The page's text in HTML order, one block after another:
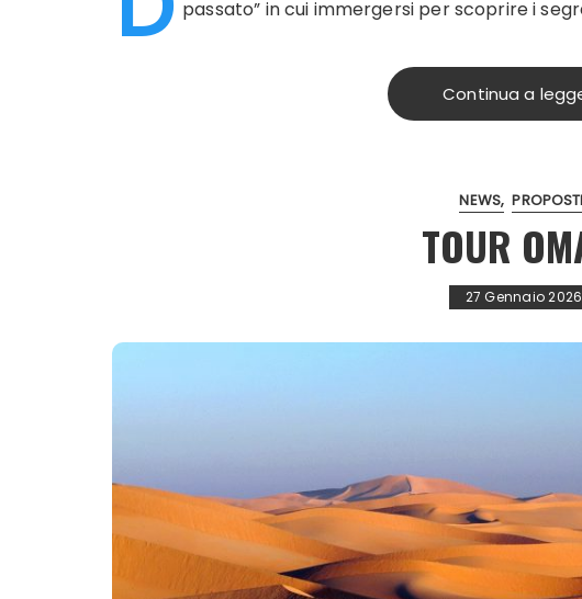
passato” in cui immergersi per scoprire i
Continua a
NEWS
TOUR
27 Gennaio 2026